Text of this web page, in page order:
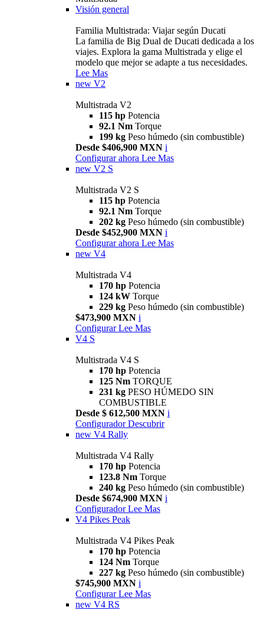
Visión general
Familia Multistrada: Viajar según Ducati
La familia de Big Dual de Ducati dedicada a los
viajes. Explora la gama Multistrada y elige el
modelo que mejor se adapte a tus necesidades.
Lee Mas
new V2
Multistrada V2
115 hp Potencia
92.1 Nm Torque
199 kg Peso húmedo (sin combustible)
Desde $406,900 MXN i
Configurar ahora Lee Mas
new V2 S
Multistrada V2 S
115 hp Potencia
92.1 Nm Torque
202 kg Peso húmedo (sin combustible)
Desde $452,900 MXN i
Configurar ahora Lee Mas
new V4
Multistrada V4
170 hp Potencia
124 kW Torque
229 kg Peso húmedo (sin combustible)
$473,900 MXN i
Configurar Lee Mas
V4 S
Multistrada V4 S
170 hp Potencia
125 Nm TORQUE
231 kg PESO HÚMEDO SIN
COMBUSTIBLE
Desde $ 612,500 MXN i
Configurador Descubrir
new V4 Rally
Multistrada V4 Rally
170 hp Potencia
123.8 Nm Torque
240 kg Peso húmedo (sin combustible)
Desde $674,900 MXN i
Configurador Lee Mas
V4 Pikes Peak
Multistrada V4 Pikes Peak
170 hp Potencia
124 Nm Torque
227 kg Peso húmedo (sin combustible)
$745,900 MXN i
Configurar Lee Mas
new V4 RS